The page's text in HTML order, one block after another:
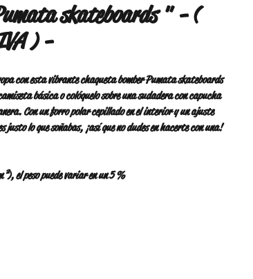
skateboards " - (
) -
con esta vibrante chaqueta bomber Pumata skateboards
básica o colóquelo sobre una sudadera con capucha
Con un forro polar cepillado en el interior y un ajuste
lo que soñabas, ¡así que no dudes en hacerte con una!
el peso puede variar en un 5 %